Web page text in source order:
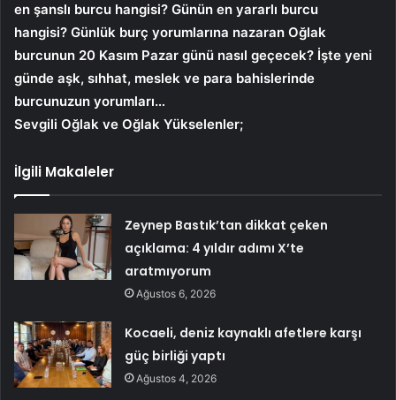
en şanslı burcu hangisi? Günün en yararlı burcu
hangisi? Günlük burç yorumlarına nazaran Oğlak
burcunun 20 Kasım Pazar günü nasıl geçecek? İşte yeni
günde aşk, sıhhat, meslek ve para bahislerinde
burcunuzun yorumları…
Sevgili Oğlak ve Oğlak Yükselenler;
İlgili Makaleler
Zeynep Bastık’tan dikkat çeken
açıklama: 4 yıldır adımı X’te
aratmıyorum
Ağustos 6, 2026
Kocaeli, deniz kaynaklı afetlere karşı
güç birliği yaptı
Ağustos 4, 2026